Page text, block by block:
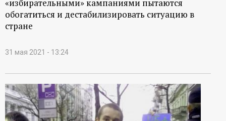
«избирательными» кампаниями пытаются
обогатиться и дестабилизировать ситуацию в
стране
31 мая 2021 - 13:24